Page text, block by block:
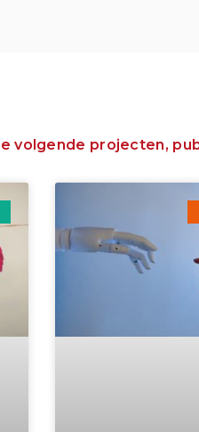
volgende projecten,